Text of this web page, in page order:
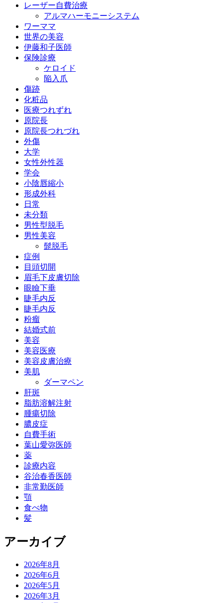
レーザー自費治療
アルマハーモニーシステム
ワーママ
世界の美容
伊藤和子医師
保険診療
ケロイド
陥入爪
傷跡
化粧品
医療つれずれ
原院長
原院長つれづれ
外傷
大学
女性外性器
学会
小陰唇縮小
形成外科
日常
未分類
男性型脱毛
男性美容
髭脱毛
症例
目頭切開
眉毛下皮膚切除
眼瞼下垂
睫毛内反
睫毛内反
粉瘤
結婚式前
美容
美容医療
美容皮膚治療
美肌
ダーマペン
肝斑
脂肪溶解注射
腫瘍切除
膿皮症
自費手術
葉山愛弥医師
薬
診療内容
谷治春香医師
非常勤医師
顎
食べ物
髪
アーカイブ
2026年8月
2026年6月
2026年5月
2026年3月